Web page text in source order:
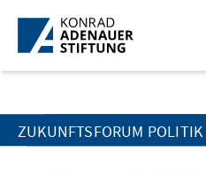
Skip to Main Content
ZUKUNFTSFORUM POLITIK